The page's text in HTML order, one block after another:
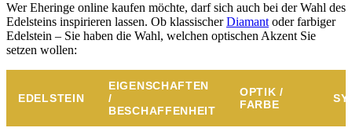
Wer Eheringe online kaufen möchte, darf sich auch bei der Wahl des
Edelsteins inspirieren lassen. Ob klassischerDiamantoder farbiger
Edelstein – Sie haben die Wahl, welchen optischen Akzent Sie
setzen wollen:
EDELSTEIN
EIGENSCHAFTEN
/
BESCHAFFENHEIT
OPTIK /
FARBE